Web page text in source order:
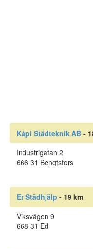
Kåpi Städteknik AB-
Industrigatan 2
666 31 Bengtsfors
Er Städhjälp - 19 km
Viksvägen 9
668 31 Ed